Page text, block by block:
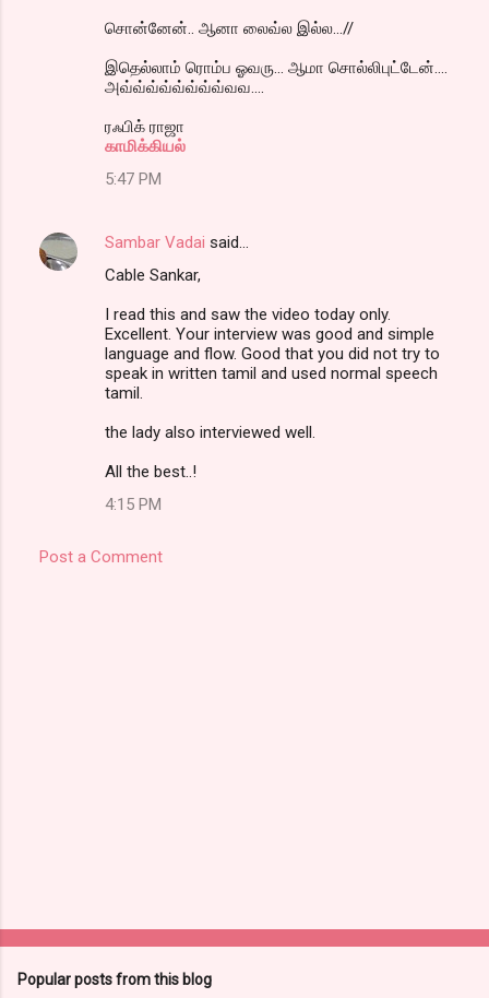
சொன்னேன்.. ஆனா லைவ்ல இல்ல...//
இதெல்லாம் ரொம்ப ஓவரு... ஆமா சொல்லிபுட்டேன்....
அவ்வ்வ்வ்வ்வ்வ்வ்வவ....
ரஃபிக் ராஜா
காமிக்கியல்
5:47 PM
Sambar Vadai said…
Cable Sankar,
I read this and saw the video today only.
Excellent. Your interview was good and simple
language and flow. Good that you did not try to
speak in written tamil and used normal speech
tamil.
the lady also interviewed well.
All the best..!
4:15 PM
Post a Comment
Popular posts from this blog